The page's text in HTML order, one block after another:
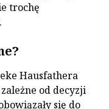
trochę
Hausfathera
od decyzji
się do